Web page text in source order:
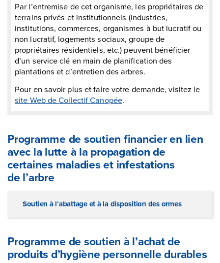
Par l’entremise de cet organisme, les propriétaires de
terrains privés et institutionnels (industries,
institutions, commerces, organismes à but lucratif ou
non lucratif, logements sociaux, groupe de
propriétaires résidentiels, etc.) peuvent bénéficier
d’un service clé en main de planification des
plantations et d’entretien des arbres.
Pour en savoir plus et faire votre demande, visitez le
site Web de Collectif Canopée.
Programme de soutien financier en lien
avec la lutte à la propagation de
certaines maladies et infestations
de l’arbre
Soutien à l’abattage et à la disposition des ormes
Programme de soutien à l’achat de
produits d’hygiène personnelle durables